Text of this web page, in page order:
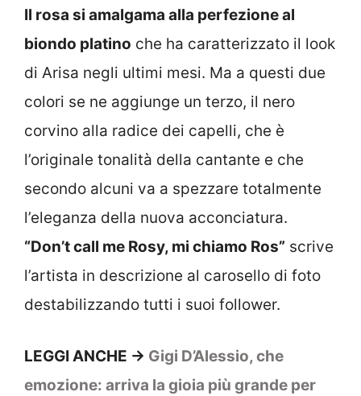
Il rosa si amalgama alla perfezione al
biondo platino che ha caratterizzato il look
di Arisa negli ultimi mesi. Ma a questi due
colori se ne aggiunge un terzo, il nero
corvino alla radice dei capelli, che è
l’originale tonalità della cantante e che
secondo alcuni va a spezzare totalmente
l’eleganza della nuova acconciatura.
“Don’t call me Rosy, mi chiamo Ros” scrive
l’artista in descrizione al carosello di foto
destabilizzando tutti i suoi follower.
LEGGI ANCHE -> Gigi D’Alessio, che
emozione: arriva la gioia più grande per